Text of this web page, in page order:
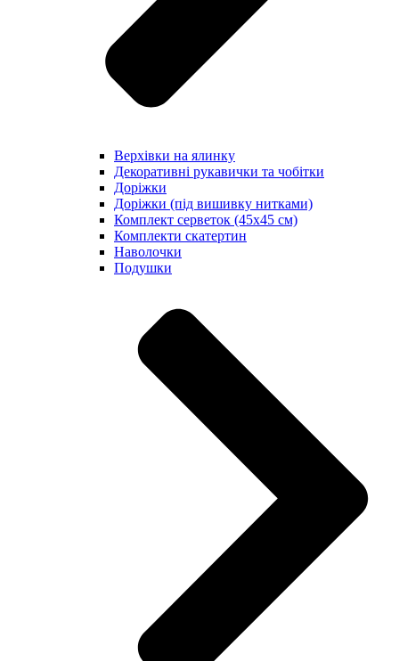
Верхівки на ялинку
Декоративні рукавички та чобітки
Доріжки
Доріжки (під вишивку нитками)
Комплект серветок (45х45 см)
Комплекти скатертин
Наволочки
Подушки